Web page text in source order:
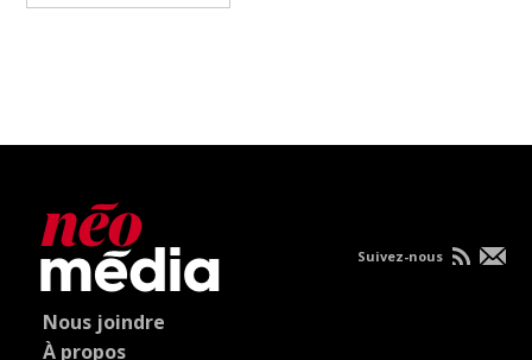
Nous joindre
À propos
Suivez-nous